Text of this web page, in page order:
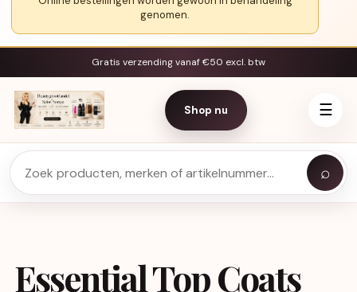
genomen.
Gratis verzending vanaf €50 excl. btw
Shop nu ☰
⌕
Essential Top Coats